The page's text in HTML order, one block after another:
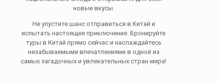
новые вкусы.
Не упустите шанс отправиться в Китай и
испытать настоящее приключение. Бронируйте
туры в Китай прямо сейчас и наслаждайтесь
незабываемыми впечатлениями в одной из
самых загадочных и увлекательных стран мира!